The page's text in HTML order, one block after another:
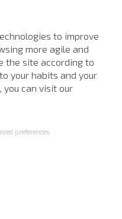
to improve
more agile and
the site according to
your habits and your
you can visit our
preferences